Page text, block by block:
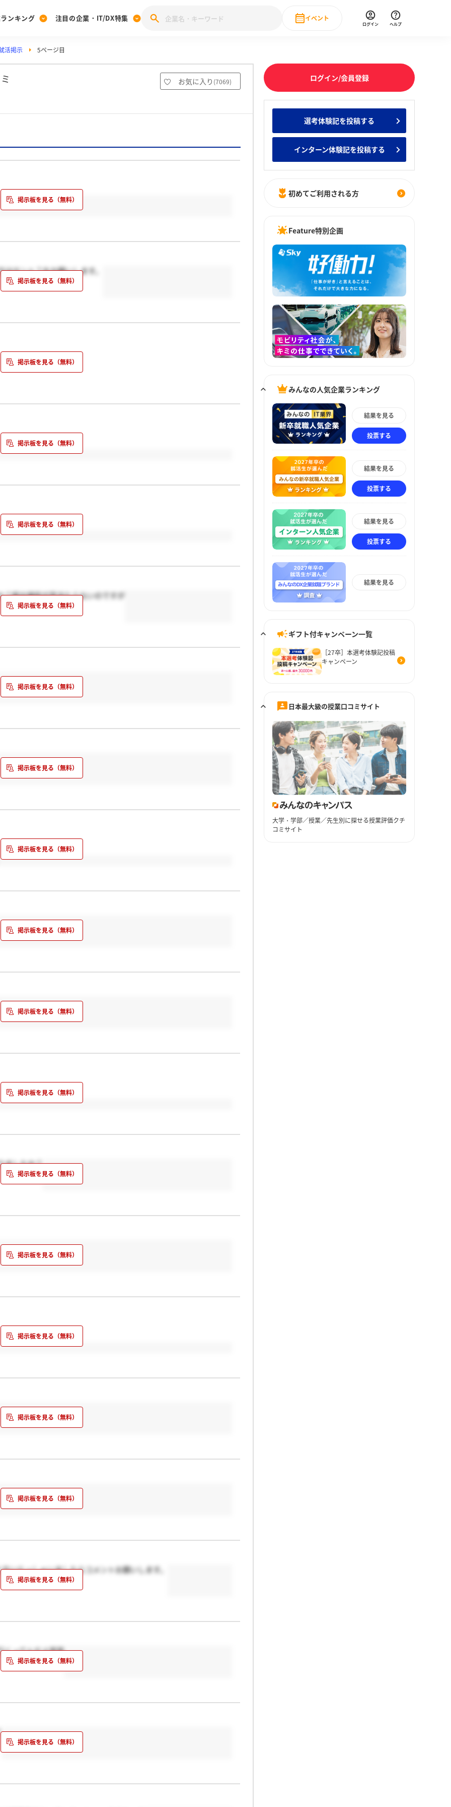
[27卒] 本選考体験記投稿キャンペーン
ンキング
みんなの新卒就職人気企業ランキング みんなのインターン人気企業ランキ
注目の企業・IT/DX特集
28卒 IT・DX現場社員インタビュー
業研究
イベント
直近のイベント一覧
ログイン ヘルプ
活掲示 5ページ目
お気に入り (7069)
ホント？をお願いします。
提出場所が見当たらないのですが
ましたか？
いらっしゃいましたらコメントお願いします。
くってんだよ笑笑
ログイン/会員登録
選考体験記を投稿する
インターン体験記を投稿する
初めてご利用される方
Feature特別企画
みんなの人気企業ランキング
結果を見る
投票する
結果を見る
投票する
結果を見る
投票する
結果を見る
ギフト付キャンペーン一覧
［27卒］本選考体験記投稿
キャンペーン
日本最大級の授業口コミサイト
大学・学部／授業／先生別に探せる授業評価クチ
コミサイト